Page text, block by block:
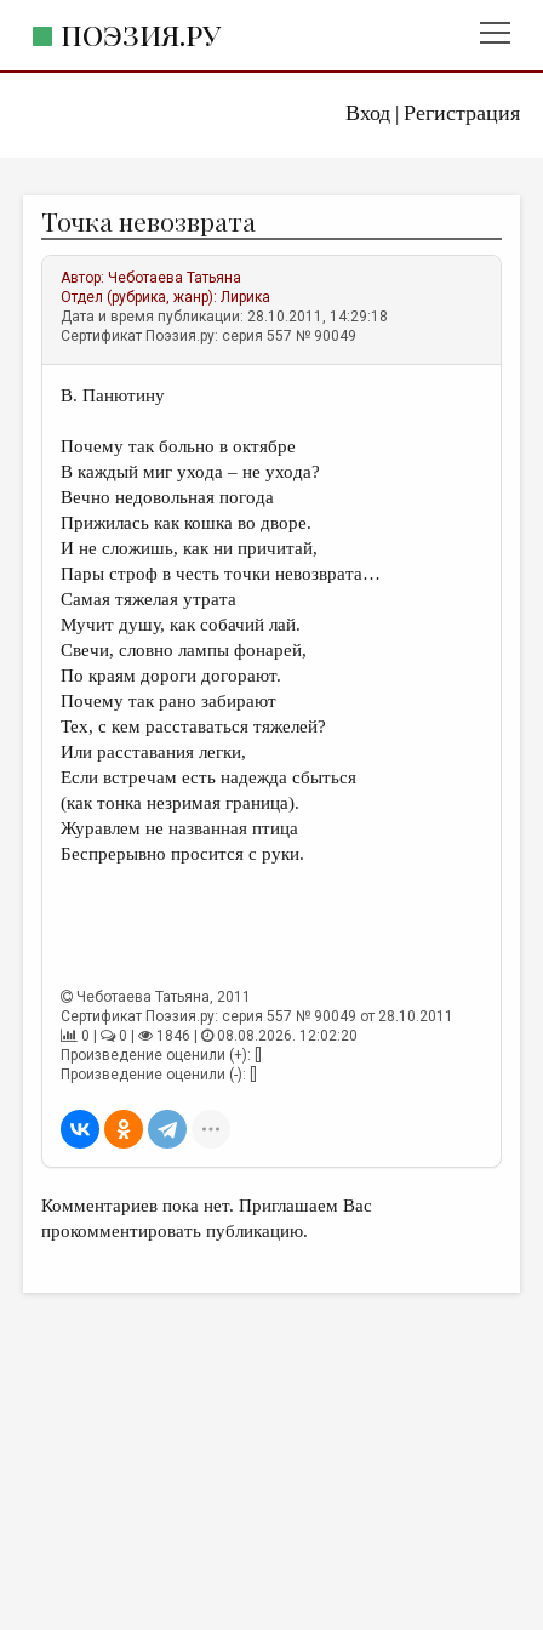
Вход| Регистрация
ПОЭЗИЯ.РУ
ЖАНРЫ
АВТОРЫ
КОММЕНТАРИИ
ЛИТСАЛОН
НОВОСТИ
ПРАВИЛА САЙТА
ОТДЕЛЫ И РУБРИКИ
ИЗБРАННОЕ
ДАЙДЖЕСТ
ПРОИЗВЕДЕНИЯ
ПЕРЕВОДЫ
КОНКУРСЫ
ДЕТСКАЯ КОМНАТА
КНИЖНАЯ ПОЛКА
ОБЗОР ЛИТЕРАТУРЫ
РЕДКОЛЛЕГИЯ
ОТ РЕДАКЦИИ
ЭССЕИСТИКА
КУЛЬТУРОВЕДЕНИЕ
Точка невозврата
Автор:Чеботаева Татьяна
Отдел (рубрика, жанр):Лирика
Дата и время публикации: 28.10.2011, 14:29:18
Сертификат Поэзия.ру: серия 557 № 90049
В. Панютину
Почему так больно в октябре
В каждый миг ухода – не ухода?
Вечно недовольная погода
Прижилась как кошка во дворе.
И не сложишь, как ни причитай,
Пары строф в честь точки невозврата…
Самая тяжелая утрата
Мучит душу, как собачий лай.
Свечи, словно лампы фонарей,
По краям дороги догорают.
Почему так рано забирают
Тех, с кем расставаться тяжелей?
Или расставания легки,
Если встречам есть надежда сбыться
(как тонка незримая граница).
Журавлем не названная птица
Беспрерывно просится с руки.
Чеботаева Татьяна, 2011
Сертификат Поэзия.ру: серия 557 № 90049 от 28.10.2011
0 |
0 | 1846 |
08.08.2026. 12:02:20
Произведение оценили (+): []
Произведение оценили (-): []
Комментариев пока нет. Приглашаем Вас
прокомментировать публикацию.